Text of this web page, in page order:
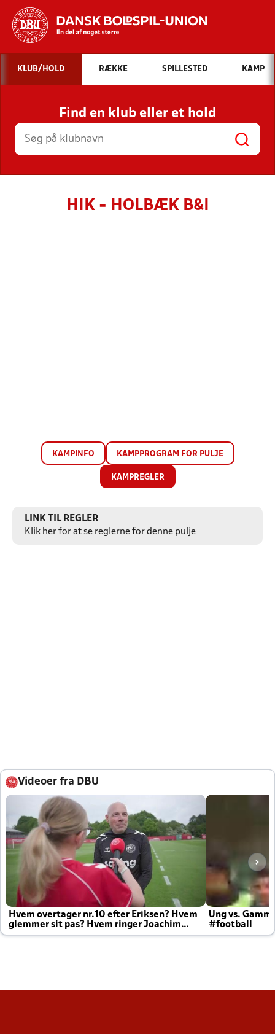
Hvad vil du søge efter?
INDHOLD OG NYHEDER
STILLINGER, RESULTATER, KLUBBER OG
HOLD
KLUB/HOLD RÆKKE SPILLESTED KAMP
Find en klub eller et hold
HIK - HOLBÆK B&I
KAMPINFO KAMPPROGRAM FOR PULJE
KAMPREGLER
LINK TIL REGLER
Klik her for at se reglerne for denne pulje
Videoer fra DBU
Hvem overtager nr.10 efter Eriksen? Hvem
glemmer sit pas? Hvem ringer Joachim
altid til efter kampe?
Ung vs.
#football